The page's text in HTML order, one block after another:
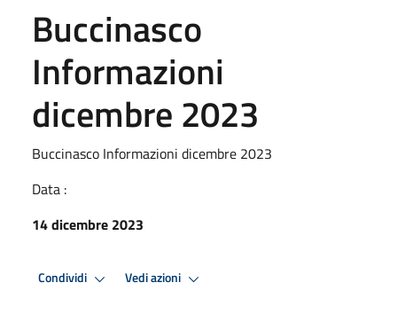
Buccinasco
Informazioni
dicembre 2023
Buccinasco Informazioni dicembre 2023
Data :
14 dicembre 2023
Condividi Vedi azioni